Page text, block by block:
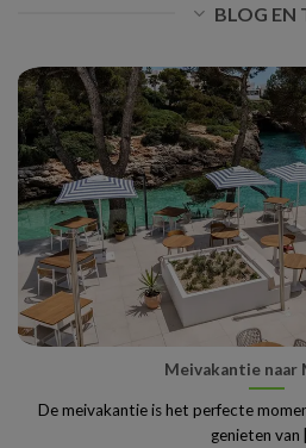
BLOG EN
Meivakantie naar
De meivakantie is het perfecte
genieten van